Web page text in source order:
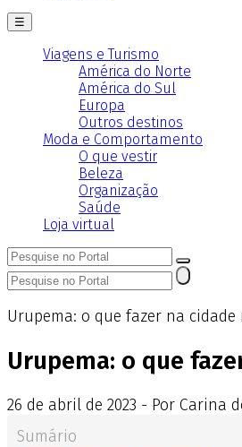
☰
Viagens e Turismo
América do Norte
América do Sul
Europa
Outros destinos
Moda e Comportamento
O que vestir
Beleza
Organização
Saúde
Loja virtual
Urupema: o que fazer na
Urupema: o que
26 de abril de 2023 - Por Carina
Sumário